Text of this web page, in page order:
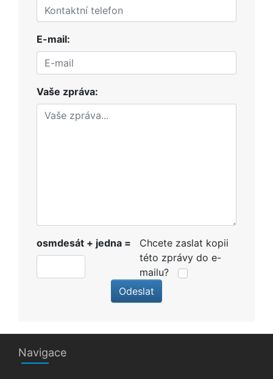
E-mail:
Vaše zpráva:
osmdesát + jedna =
Chcete zaslat kopii
této zprávy do e-
mailu?
Odeslat
Navigace